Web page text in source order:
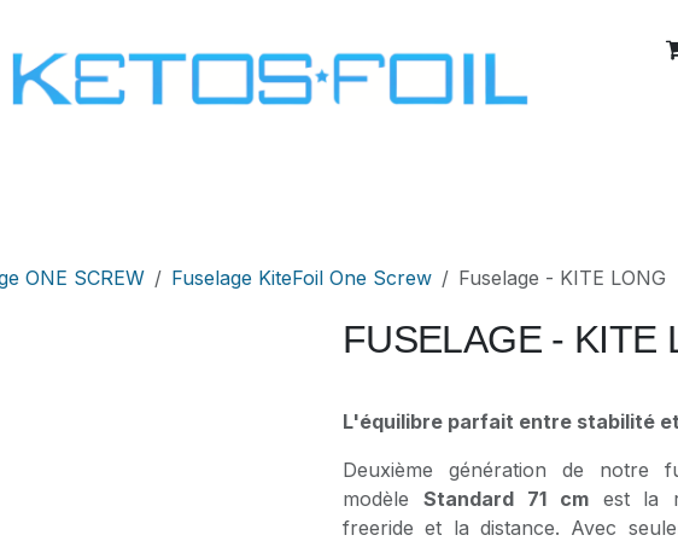
ONE SCREW Fuselage KiteFoil One Screw Fuselage - KITE LONG
FUSELAGE - KITE
L'équilibre parfait entre stabilité
Deuxième génération de notre
modèle Standard 71 cmest la
freeride et la distance. Avec